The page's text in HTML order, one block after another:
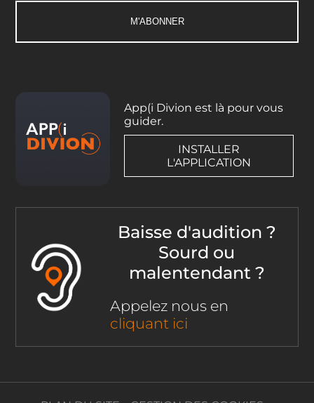
App(i Divion est là pour vous
guider.
INSTALLER
L'APPLICATION
Baisse d'audition ?
Sourd ou
malentendant ?
Appelez nous en
cliquant ici